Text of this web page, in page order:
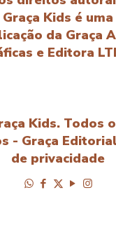
Graça Kids é uma
da Graça
e Editora
Kids. Todos
- Graça
de privacidade